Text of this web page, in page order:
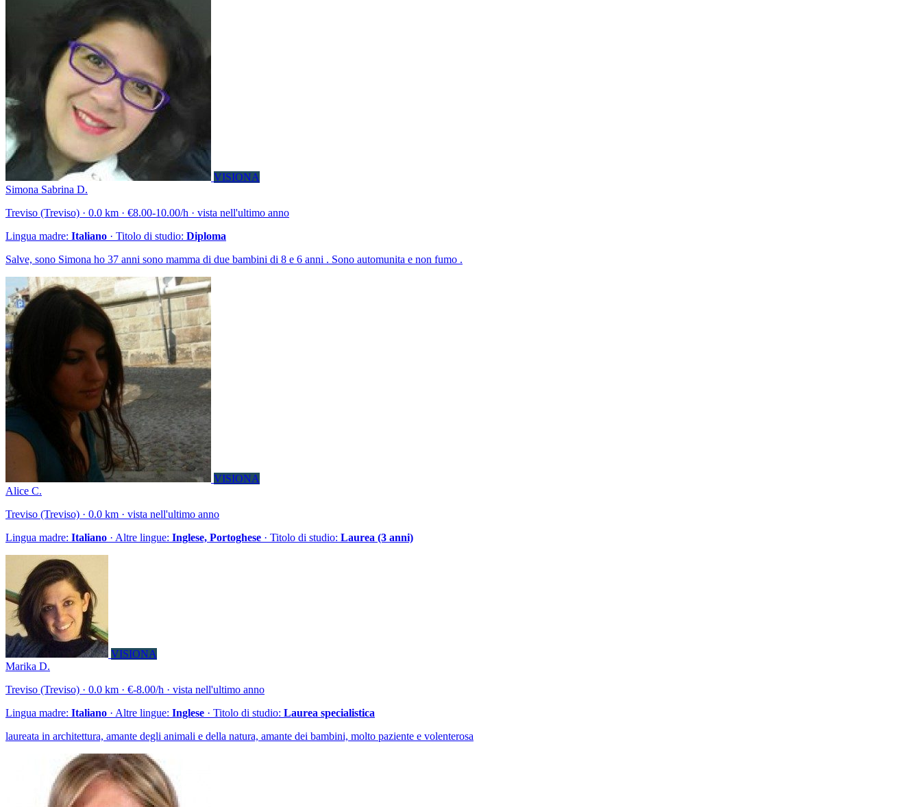
VISIONA
Simona Sabrina D.
Treviso (Treviso) · 0.0 km · €8.00-10.00/h · vista nell'ultimo anno
Lingua madre: Italiano · Titolo di studio: Diploma
Salve, sono Simona ho 37 anni sono mamma di due bambini di 8 e 6 anni . Sono automunita e non fumo .
VISIONA
Alice C.
Treviso (Treviso) · 0.0 km · vista nell'ultimo anno
Lingua madre: Italiano · Altre lingue: Inglese, Portoghese · Titolo di studio: Laurea (3 anni)
VISIONA
Marika D.
Treviso (Treviso) · 0.0 km · €-8.00/h · vista nell'ultimo anno
Lingua madre: Italiano · Altre lingue: Inglese · Titolo di studio: Laurea specialistica
laureata in architettura, amante degli animali e della natura, amante dei bambini, molto paziente e volenterosa